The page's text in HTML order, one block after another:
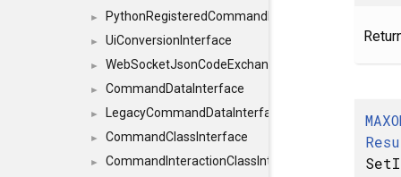
► PythonRegisteredCommandIdsInterface
► UiConversionInterface
► WebSocketJsonCodeExchangerInterface
► CommandDataInterface
► LegacyCommandDataInterface
► CommandClassInterface
► CommandInteractionClassInterface